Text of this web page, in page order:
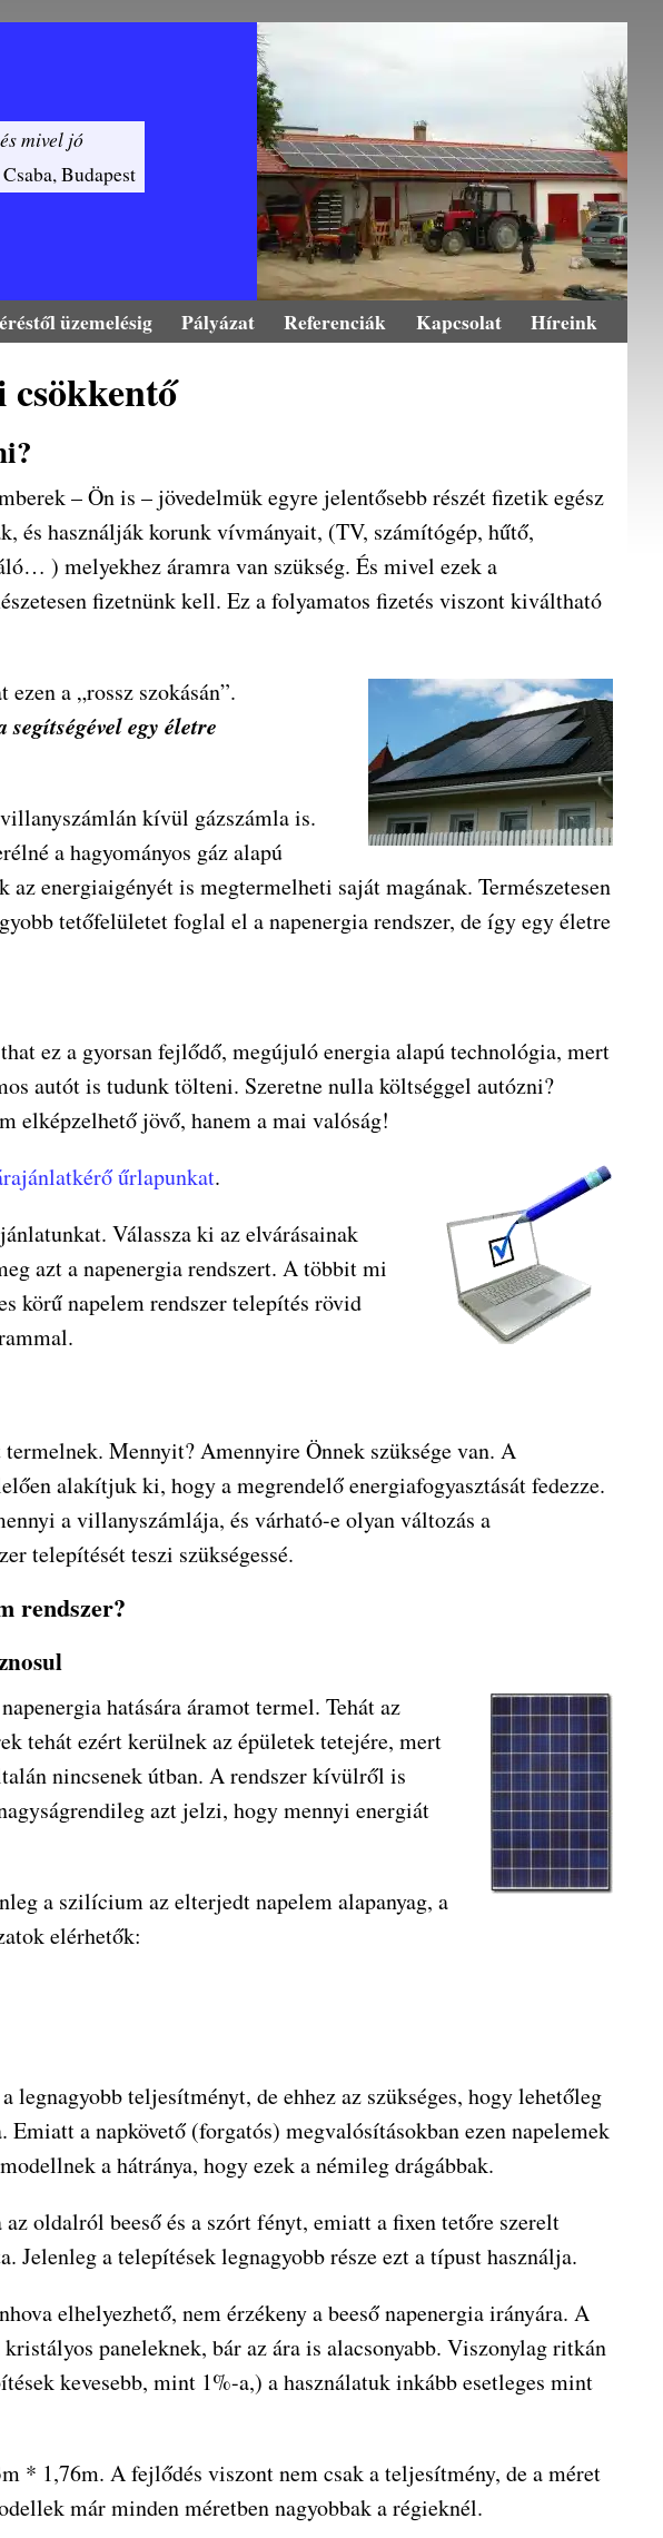
mivel jó
Csaba, Budapest
üzemelésig Pályázat Referenciák Kapcsolat Híreink
csökkentő
– Ön is – jövedelmük egyre jelentősebb részét fizetik egész
és használják korunk vívmányait, (TV, számítógép, hűtő,
) melyekhez áramra van szükség. És mivel ezek a
fizetnünk kell. Ez a folyamatos fizetés viszont kiváltható
a „rossz szokásán”.
segítségével egy életre
kívül gázszámla is.
a hagyományos gáz alapú
energiaigényét is megtermelheti saját magának. Természetesen
tetőfelületet foglal el a napenergia rendszer, de így egy életre
ez a gyorsan fejlődő, megújuló energia alapú technológia, mert
autót is tudunk tölteni. Szeretne nulla költséggel autózni?
elképzelhető jövő, hanem a mai valóság!
űrlapunkat.
Válassza ki az elvárásainak
azt a napenergia rendszert. A többit mi
körű napelem rendszer telepítés rövid
Mennyit? Amennyire Önnek szüksége van. A
alakítjuk ki, hogy a megrendelő energiafogyasztását fedezze.
a villanyszámlája, és várható-e olyan változás a
telepítését teszi szükségessé.
rendszer?
hatására áramot termel. Tehát az
tehát ezért kerülnek az épületek tetejére, mert
nincsenek útban. A rendszer kívülről is
azt jelzi, hogy mennyi energiát
a szilícium az elterjedt napelem alapanyag, a
elérhetők:
teljesítményt, de ehhez az szükséges, hogy lehetőleg
Emiatt a napkövető (forgatós) megvalósításokban ezen napelemek
a hátránya, hogy ezek a némileg drágábbak.
oldalról beeső és a szórt fényt, emiatt a fixen tetőre szerelt
Jelenleg a telepítések legnagyobb része ezt a típust használja.
elhelyezhető, nem érzékeny a beeső napenergia irányára. A
paneleknek, bár az ára is alacsonyabb. Viszonylag ritkán
kevesebb, mint 1%-a,) a használatuk inkább esetleges mint
* 1,76m. A fejlődés viszont nem csak a teljesítmény, de a méret
már minden méretben nagyobbak a régieknél.